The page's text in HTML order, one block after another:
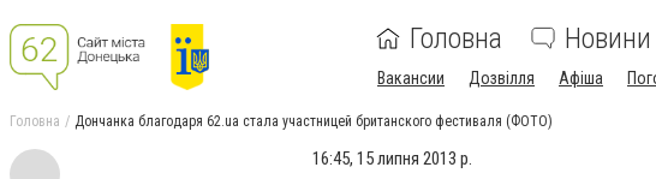
Головна Новини
Вакансии Дозвілля Афіша
Головна Дончанка благодаря 62.ua стала участницей британского фестиваля (ФОТО)
16:45, 15 липня 2013 р.